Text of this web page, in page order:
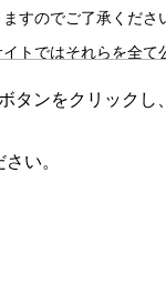
すのでご了承くださ
トではそれらを全て
タンをクリックし、
い。